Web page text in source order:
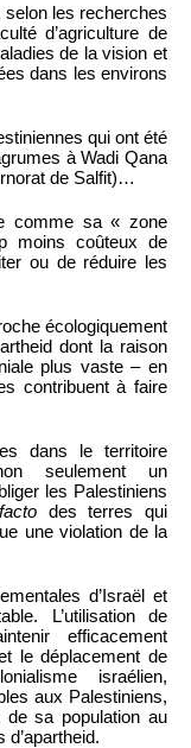
selon les recherches
d’agriculture de
de la vision et
dans les environs
qui ont été
à Wadi Qana
de Salfit)…
comme sa « zone
moins coûteux de
ou de réduire les
écologiquement
dont la raison
plus vaste – en
contribuent à faire
dans le territoire
seulement un
les Palestiniens
des terres qui
une violation de la
d’Israël et
L’utilisation de
efficacement
le déplacement de
israélien,
aux Palestiniens,
de sa population au
d’apartheid.